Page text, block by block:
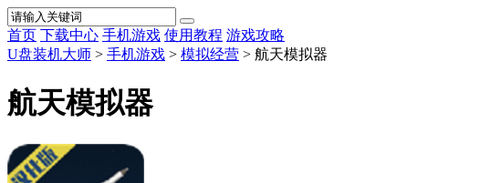
首页 下载中心 手机游戏 使用教程 游戏攻略
U盘装机大师 > 手机游戏 > 模拟经营 > 航天模拟器
航天模拟器